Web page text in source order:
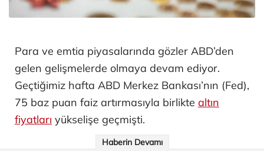
Para ve emtia piyasalarında gözler ABD’den
gelen gelişmelerde olmaya devam ediyor.
Geçtiğimiz hafta ABD Merkez Bankası’nın (Fed),
75 baz puan faiz artırmasıyla birlikte altın
fiyatları yükselişe geçmişti.
Haberin Devamı